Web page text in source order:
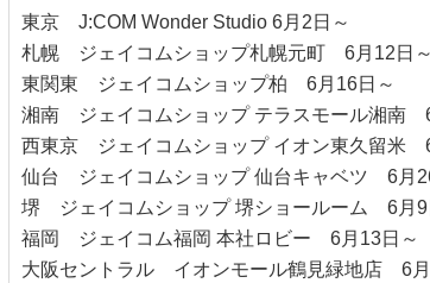
東京 J:COM Wonder Studio 6月2日～
札幌 ジェイコムショップ札幌元町 6月12日～
東関東 ジェイコムショップ柏 6月16日～
湘南 ジェイコムショップ テラスモール湘南
西東京 ジェイコムショップ イオン東久留米
仙台 ジェイコムショップ 仙台キャベツ 6月
堺 ジェイコムショップ 堺ショールーム 6月9
福岡 ジェイコム福岡 本社ロビー 6月13日～
大阪セントラル イオンモール鶴見緑地店 6月